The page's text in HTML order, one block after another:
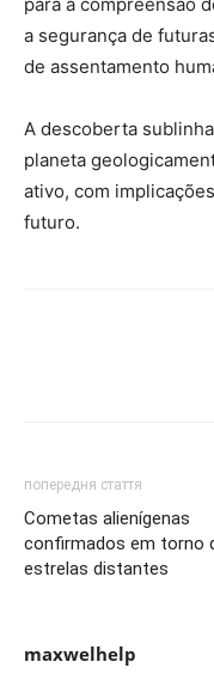
a segurança de
de assentamento
A descoberta
planeta
ativo, com
futuro.
попередня стаття
Cometas alienígenas
confirmados em torno
estrelas distantes
maxwelhelp